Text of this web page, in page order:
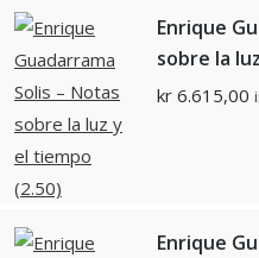
Enrique
sobre la
kr 6.615,00
Enrique